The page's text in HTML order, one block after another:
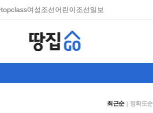
topclass여성조선어린이조선일보
최근순 정확도순